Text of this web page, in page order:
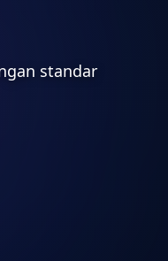
standar